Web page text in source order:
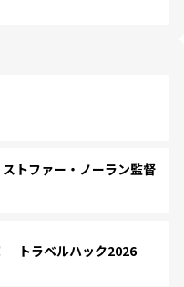
トファー・ノーラン監督
トラベルハック2026